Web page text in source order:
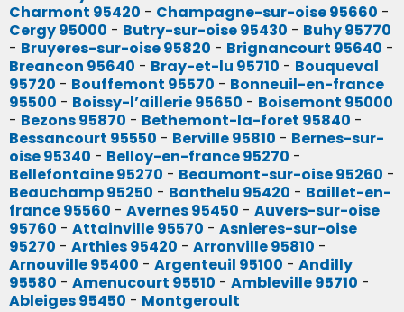
Charmont 95420 - Champagne-sur-oise 95660 -
Cergy 95000 - Butry-sur-oise 95430 - Buhy 95770
- Bruyeres-sur-oise 95820 - Brignancourt 95640 -
Breancon 95640 - Bray-et-lu 95710 - Bouqueval
95720 - Bouffemont 95570 - Bonneuil-en-france
95500 - Boissy-l’aillerie 95650 - Boisemont 95000
- Bezons 95870 - Bethemont-la-foret 95840 -
Bessancourt 95550 - Berville 95810 - Bernes-sur-
oise 95340 - Belloy-en-france 95270 -
Bellefontaine 95270 - Beaumont-sur-oise 95260 -
Beauchamp 95250 - Banthelu 95420 - Baillet-en-
france 95560 - Avernes 95450 - Auvers-sur-oise
95760 - Attainville 95570 - Asnieres-sur-oise
95270 - Arthies 95420 - Arronville 95810 -
Arnouville 95400 - Argenteuil 95100 - Andilly
95580 - Amenucourt 95510 - Ambleville 95710 -
Ableiges 95450 - Montgeroult